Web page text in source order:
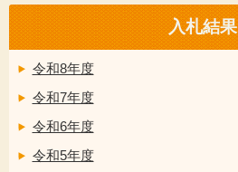
入札結果
令和8年度
令和7年度
令和6年度
令和5年度